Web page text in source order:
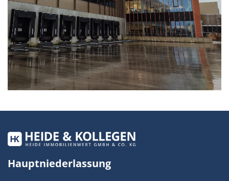
Hauptniederlassung